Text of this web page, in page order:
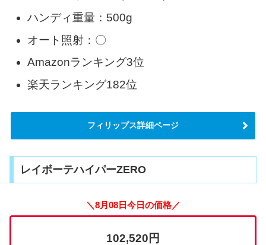
ハンディ重量：500g
オート照射：〇
Amazonランキング3位
楽天ランキング182位
フィリップス詳細ページ
レイボーテハイパーZERO
＼8月08日今日の価格／
102,520円